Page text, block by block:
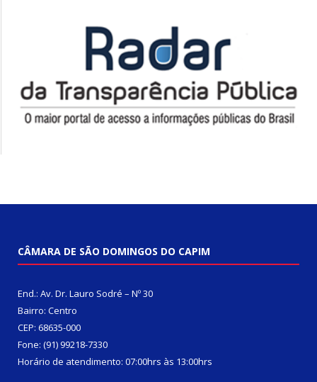
CÂMARA DE SÃO DOMINGOS DO CAPIM
End.: Av. Dr. Lauro Sodré – Nº 30
Bairro: Centro
CEP: 68635-000
Fone: (91) 99218-7330
Horário de atendimento: 07:00hrs às 13:00hrs